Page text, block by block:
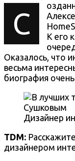
С
К его
Оказалось, что
весьма
биография
Дизайнер
TDM:
дизайнером